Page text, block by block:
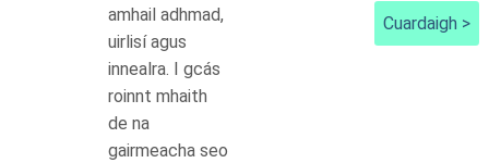
amhail adhmad,
uirlisí agus
innealra. I gcás
roinnt mhaith
de na
gairmeacha seo
Cuardaigh >